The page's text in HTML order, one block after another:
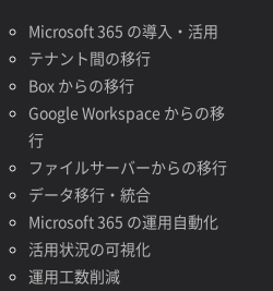
Microsoft 365 の導入・活用
テナント間の移行
Box からの移行
Google Workspace からの移
行
ファイルサーバーからの移行
データ移行・統合
Microsoft 365 の運用自動化
活用状況の可視化
運用工数削減